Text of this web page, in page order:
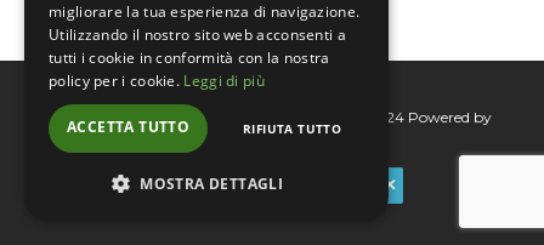
Bertini group srl © 2015-2026 - P.I. 06076830824 Powered by
Connecta
migliorare la tua esperienza di navigazione.
Utilizzando il nostro sito web acconsenti a
tutti i cookie in conformità con la nostra
policy per i cookie. Leggi di più
ACCETTA TUTTO RIFIUTA TUTTO
MOSTRA DETTAGLI